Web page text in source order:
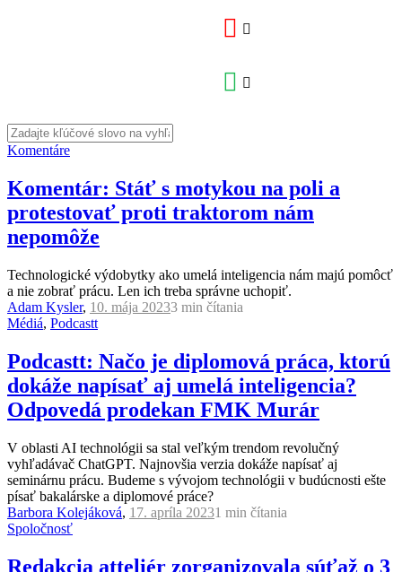
Komentáre
Komentár: Stáť s motykou na poli a
protestovať proti traktorom nám
nepomôže
Technologické výdobytky ako umelá inteligencia nám majú pomôcť
a nie zobrať prácu. Len ich treba správne uchopiť.
Adam Kysler, 10. mája 20233 min čítania
Médiá, Podcastt
Podcastt: Načo je diplomová práca, ktorú
dokáže napísať aj umelá inteligencia?
Odpovedá prodekan FMK Murár
V oblasti AI technológii sa stal veľkým trendom revolučný
vyhľadávač ChatGPT. Najnovšia verzia dokáže napísať aj
seminárnu prácu. Budeme s vývojom technológii v budúcnosti ešte
písať bakalárske a diplomové práce?
Barbora Kolejáková, 17. apríla 20231 min čítania
Spoločnosť
Redakcia atteliér zorganizovala súťaž o 3